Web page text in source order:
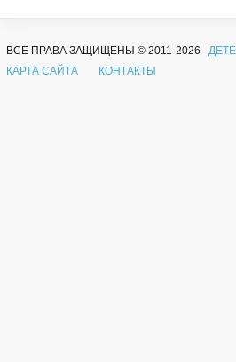
ВСЕ ПРАВА ЗАЩИЩЕНЫ © 2011-2026
КАРТА САЙТА
КОНТАКТЫ